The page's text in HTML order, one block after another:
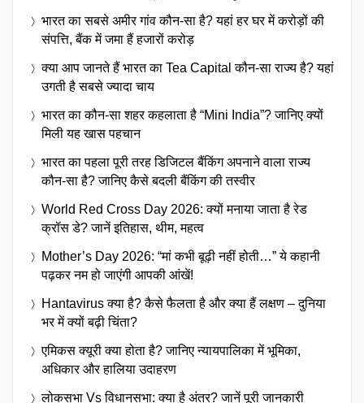
भारत का सबसे अमीर गांव कौन-सा है? यहां हर घर में करोड़ों की
संपत्ति, बैंक में जमा हैं हजारों करोड़
क्या आप जानते हैं भारत का Tea Capital कौन-सा राज्य है? यहां
उगती है सबसे ज्यादा चाय
भारत का कौन-सा शहर कहलाता है “Mini India”? जानिए क्यों
मिली यह खास पहचान
भारत का पहला पूरी तरह डिजिटल बैंकिंग अपनाने वाला राज्य
कौन-सा है? जानिए कैसे बदली बैंकिंग की तस्वीर
World Red Cross Day 2026: क्यों मनाया जाता है रेड
क्रॉस डे? जानें इतिहास, थीम, महत्व
Mother’s Day 2026: “मां कभी बूढ़ी नहीं होती…” ये कहानी
पढ़कर नम हो जाएंगी आपकी आंखें!
Hantavirus क्या है? कैसे फैलता है और क्या हैं लक्षण – दुनिया
भर में क्यों बढ़ी चिंता?
एमिकस क्यूरी क्या होता है? जानिए न्यायपालिका में भूमिका,
अधिकार और हालिया उदाहरण
लोकसभा Vs विधानसभा: क्या है अंतर? जानें पूरी जानकारी